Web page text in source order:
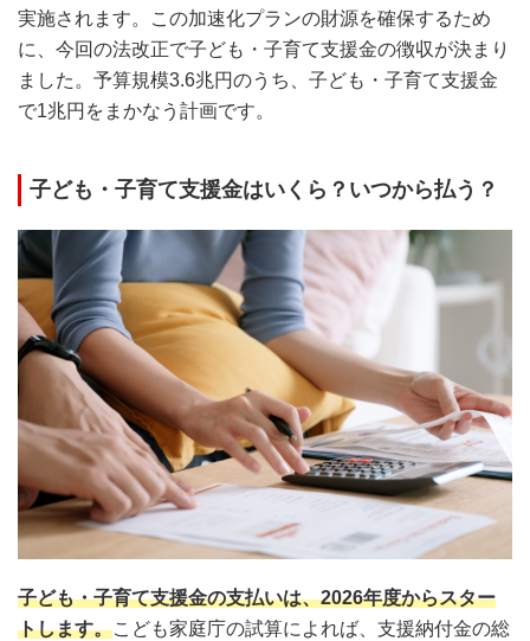
実施されます。この加速化プランの財源を確保するため
に、今回の法改正で子ども・子育て支援金の徴収が決まり
ました。予算規模3.6兆円のうち、子ども・子育て支援金
で1兆円をまかなう計画です。
子ども・子育て支援金はいくら？いつから払う？
子ども・子育て支援金の支払いは、2026年度からスター
トします。こども家庭庁の試算によれば、支援納付金の総